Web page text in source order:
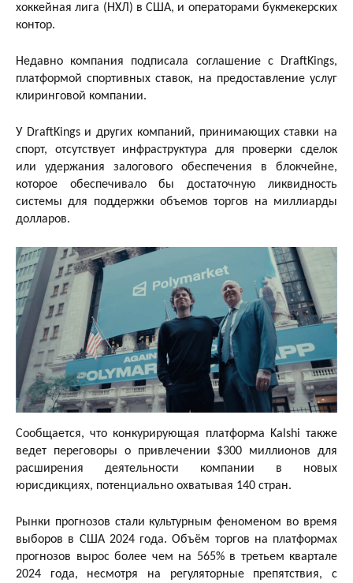
хоккейная лига (НХЛ) в США, и операторами букмекерских
контор.
Недавно компания подписала соглашение с DraftKings,
платформой спортивных ставок, на предоставление услуг
клиринговой компании.
У DraftKings и других компаний, принимающих ставки на
спорт, отсутствует инфраструктура для проверки сделок
или удержания залогового обеспечения в блокчейне,
которое обеспечивало бы достаточную ликвидность
системы для поддержки объемов торгов на миллиарды
долларов.
Сообщается, что конкурирующая платформа Kalshi также
ведет переговоры о привлечении $300 миллионов для
расширения деятельности компании в новых
юрисдикциях, потенциально охватывая 140 стран.
Рынки прогнозов стали культурным феноменом во время
выборов в США 2024 года. Объём торгов на платформах
прогнозов вырос более чем на 565% в третьем квартале
2024 года, несмотря на регуляторные препятствия, с